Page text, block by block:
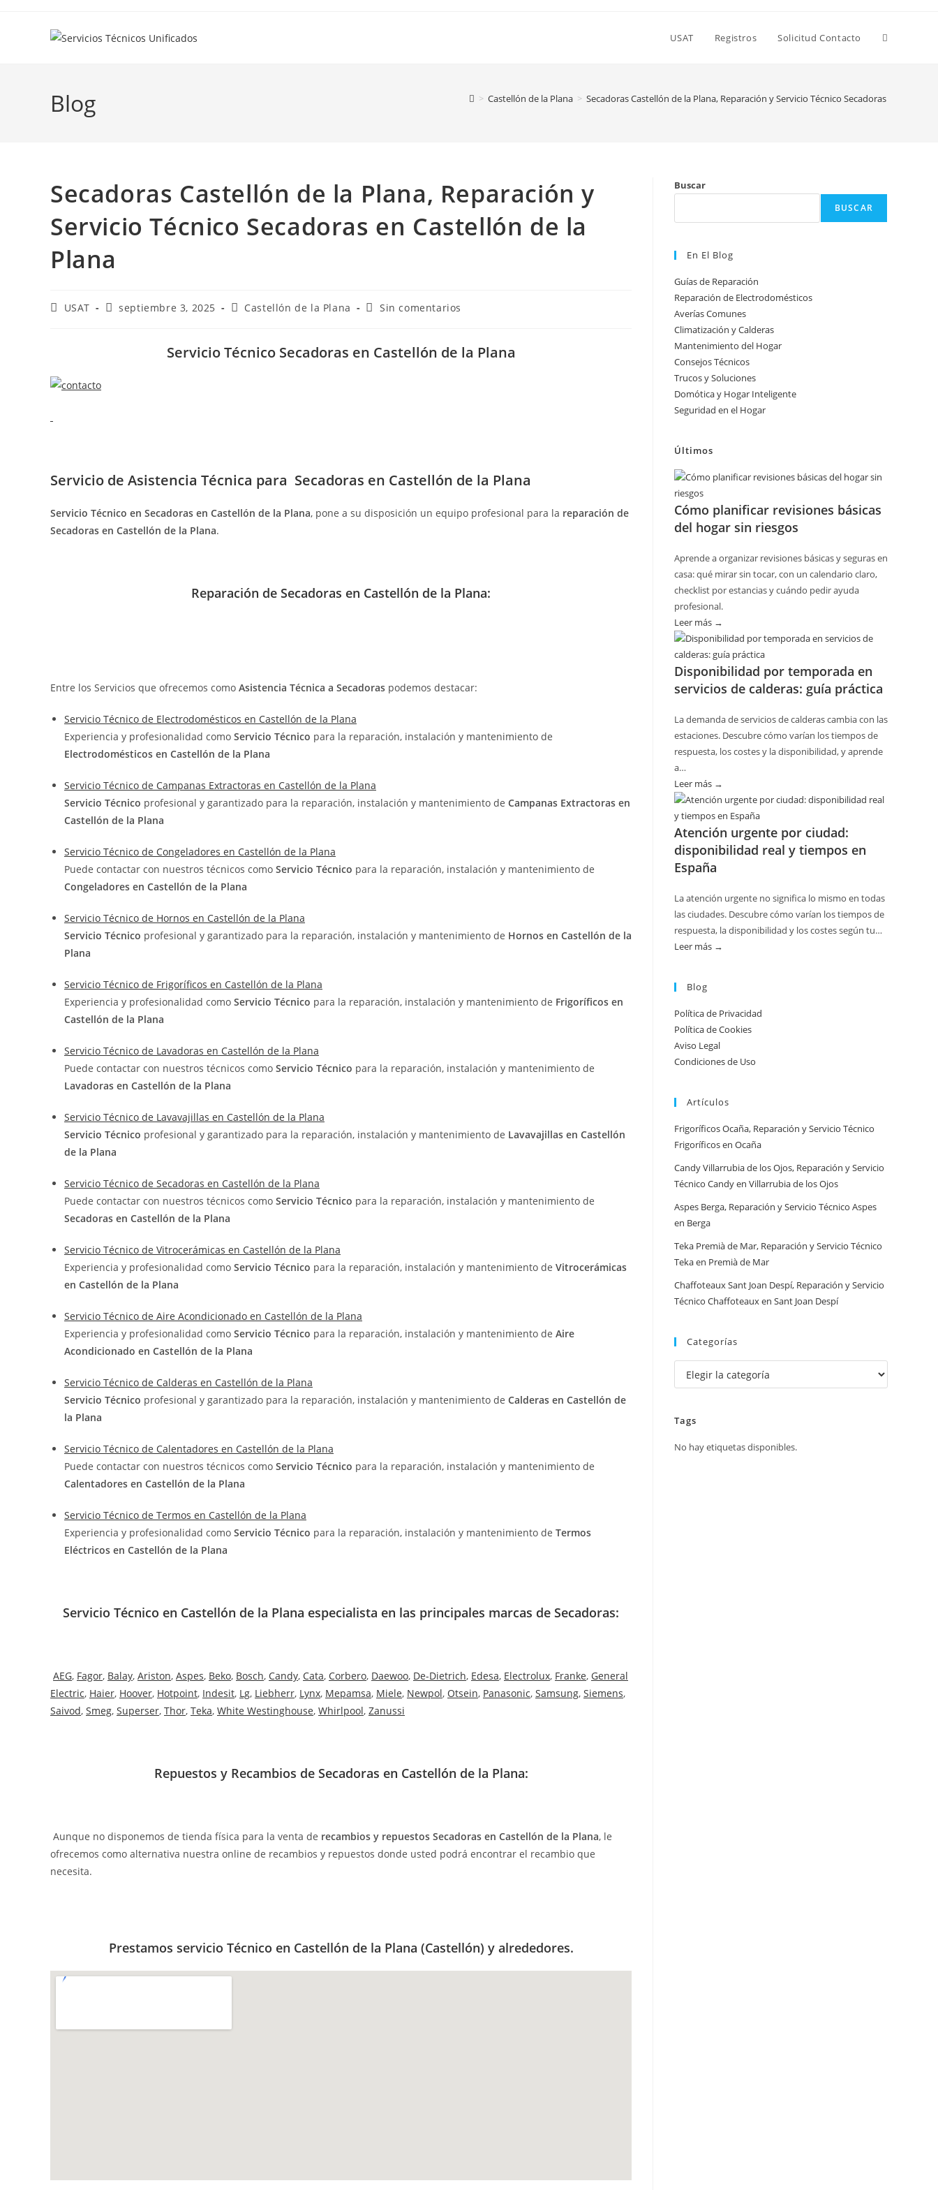
USAT Registros Solicitud Contacto Alternar
la
Blog > Castellón de la Plana > Secadoras Castellón de la Plana, Reparación y Servicio Técnico Secadoras en
Secadoras Castellón de la Plana, Reparación y
Servicio Técnico Secadoras en Castellón de la
Plana
AutorUSAT
Publicación
septiembre 3, 2025
Categoría
entrada:
Castellón de la Plana
Comentarios
entrada:
Sin comentarios
Servicio Técnico Secadoras en Castellón de la Plana
Servicio de Asistencia Técnica para Secadoras en Castellón de la Plana
Servicio Técnico en Secadoras en Castellón de la Plana, pone a su disposición un equipo profesional para la reparación de
Secadoras en Castellón de la Plana.
Reparación de Secadoras en Castellón de la Plana:
Entre los Servicios que ofrecemos como Asistencia Técnica a Secadoras podemos destacar:
Servicio Técnico de Electrodomésticos en Castellón de la Plana
Experiencia y profesionalidad como Servicio Técnico para la reparación, instalación y mantenimiento de
Electrodomésticos en Castellón de la Plana
Servicio Técnico de Campanas Extractoras en Castellón de la Plana
Servicio Técnico profesional y garantizado para la reparación, instalación y mantenimiento de Campanas Extractoras en
Castellón de la Plana
Servicio Técnico de Congeladores en Castellón de la Plana
Puede contactar con nuestros técnicos como Servicio Técnico para la reparación, instalación y mantenimiento de
Congeladores en Castellón de la Plana
Servicio Técnico de Hornos en Castellón de la Plana
Servicio Técnico profesional y garantizado para la reparación, instalación y mantenimiento de Hornos en Castellón de la
Plana
Servicio Técnico de Frigoríficos en Castellón de la Plana
Experiencia y profesionalidad como Servicio Técnico para la reparación, instalación y mantenimiento de Frigoríficos en
Castellón de la Plana
Servicio Técnico de Lavadoras en Castellón de la Plana
Puede contactar con nuestros técnicos como Servicio Técnico para la reparación, instalación y mantenimiento de
Lavadoras en Castellón de la Plana
Servicio Técnico de Lavavajillas en Castellón de la Plana
Servicio Técnico profesional y garantizado para la reparación, instalación y mantenimiento de Lavavajillas en Castellón
de la Plana
Servicio Técnico de Secadoras en Castellón de la Plana
Puede contactar con nuestros técnicos como Servicio Técnico para la reparación, instalación y mantenimiento de
Secadoras en Castellón de la Plana
Servicio Técnico de Vitrocerámicas en Castellón de la Plana
Experiencia y profesionalidad como Servicio Técnico para la reparación, instalación y mantenimiento de Vitrocerámicas
en Castellón de la Plana
Servicio Técnico de Aire Acondicionado en Castellón de la Plana
Experiencia y profesionalidad como Servicio Técnico para la reparación, instalación y mantenimiento de Aire
Acondicionado en Castellón de la Plana
Servicio Técnico de Calderas en Castellón de la Plana
Servicio Técnico profesional y garantizado para la reparación, instalación y mantenimiento de Calderas en Castellón de
la Plana
Servicio Técnico de Calentadores en Castellón de la Plana
Puede contactar con nuestros técnicos como Servicio Técnico para la reparación, instalación y mantenimiento de
Calentadores en Castellón de la Plana
Servicio Técnico de Termos en Castellón de la Plana
Experiencia y profesionalidad como Servicio Técnico para la reparación, instalación y mantenimiento de Termos
Eléctricos en Castellón de la Plana
Servicio Técnico en Castellón de la Plana especialista en las principales marcas de Secadoras:
AEG, Fagor, Balay, Ariston, Aspes, Beko, Bosch, Candy, Cata, Corbero, Daewoo, De-Dietrich, Edesa, Electrolux, Franke, General
Electric, Haier, Hoover, Hotpoint, Indesit, Lg, Liebherr, Lynx, Mepamsa, Miele, Newpol, Otsein, Panasonic, Samsung, Siemens,
Saivod, Smeg, Superser, Thor, Teka, White Westinghouse, Whirlpool, Zanussi
Repuestos y Recambios de Secadoras en Castellón de la Plana:
Aunque no disponemos de tienda física para la venta de recambios y repuestos Secadoras en Castellón de la Plana, le
ofrecemos como alternativa nuestra online de recambios y repuestos donde usted podrá encontrar el recambio que
necesita.
Prestamos servicio Técnico en Castellón de la Plana (Castellón) y alrededores.
Buscar
BUSCAR
En El Blog
Guías de Reparación
Reparación de Electrodomésticos
Averías Comunes
Climatización y Calderas
Mantenimiento del Hogar
Consejos Técnicos
Trucos y Soluciones
Domótica y Hogar Inteligente
Seguridad en el Hogar
Últimos
Cómo planificar revisiones básicas
del hogar sin riesgos
Aprende a organizar revisiones básicas y seguras en
casa: qué mirar sin tocar, con un calendario claro,
checklist por estancias y cuándo pedir ayuda
profesional.
Leer más →
Cómo
planificar
revisiones
básicas
hogar
Disponibilidad por temporada en
servicios de calderas: guía práctica
La demanda de servicios de calderas cambia con las
estaciones. Descubre cómo varían los tiempos de
respuesta, los costes y la disponibilidad, y aprende
a…
Leer más →
Disponibilidad
por
temporada
en
calderas:
guía
Atención urgente por ciudad:
disponibilidad real y tiempos en
España
La atención urgente no significa lo mismo en todas
las ciudades. Descubre cómo varían los tiempos de
respuesta, la disponibilidad y los costes según tu…
Leer más →
ciudad:
disponibilidad
y
en
Blog
Política de Privacidad
Política de Cookies
Aviso Legal
Condiciones de Uso
Artículos
Frigoríficos Ocaña, Reparación y Servicio Técnico
Frigoríficos en Ocaña
Candy Villarrubia de los Ojos, Reparación y Servicio
Técnico Candy en Villarrubia de los Ojos
Aspes Berga, Reparación y Servicio Técnico Aspes
en Berga
Teka Premià de Mar, Reparación y Servicio Técnico
Teka en Premià de Mar
Chaffoteaux Sant Joan Despí, Reparación y Servicio
Técnico Chaffoteaux en Sant Joan Despí
Categorías
Categorías
Tags
No hay etiquetas disponibles.